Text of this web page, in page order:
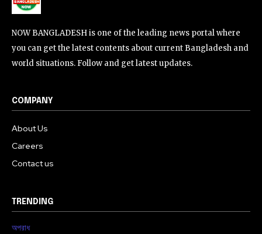
NOW BANGLADESH is one of the leading news portal where
you can get the latest contents about current Bangladesh and
world situations. Follow and get latest updates.
COMPANY
About Us
Careers
Contact us
TRENDING
অপরাধ